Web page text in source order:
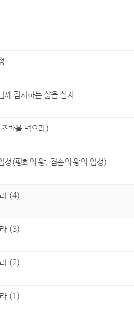
께 감사하는 삶을 살자
반을 먹으라)
성(평화의 왕, 겸손의 왕의 입성)
(4)
(3)
(2)
(1)